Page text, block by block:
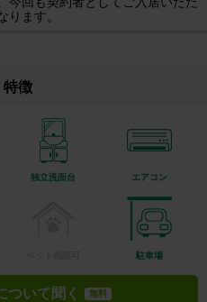
ります。
特徴
独立洗面台 エアコン
駐車場
ついて聞く 無料